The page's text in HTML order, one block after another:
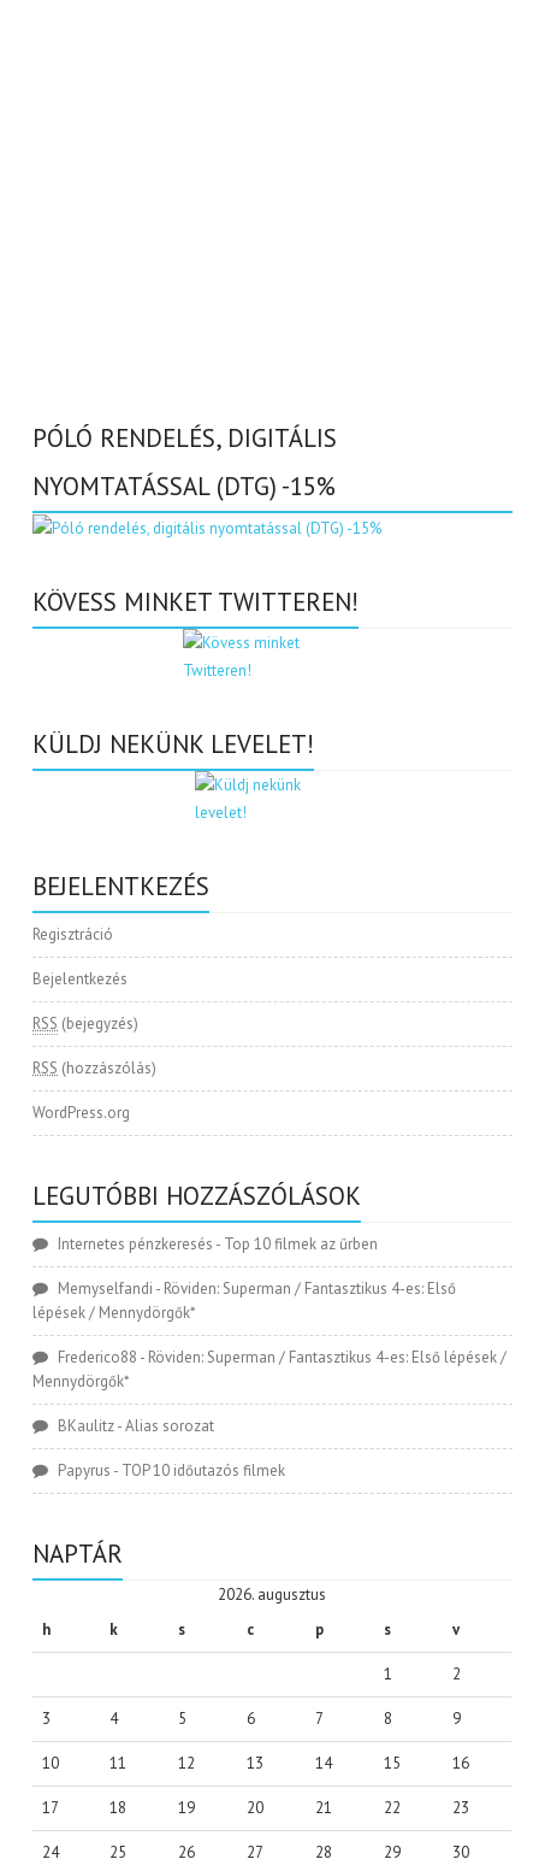
PÓLÓ RENDELÉS, DIGITÁLIS
NYOMTATÁSSAL (DTG) -15%
KÖVESS MINKET TWITTEREN!
KÜLDJ NEKÜNK LEVELET!
BEJELENTKEZÉS
Regisztráció
Bejelentkezés
RSS (bejegyzés)
RSS (hozzászólás)
WordPress.org
LEGUTÓBBI HOZZÁSZÓLÁSOK
Internetes pénzkeresés - Top 10 filmek az űrben
Memyselfandi - Röviden: Superman / Fantasztikus 4-es: Első
lépések / Mennydörgők*
Frederico88 - Röviden: Superman / Fantasztikus 4-es: Első lépések /
Mennydörgők*
BKaulitz-Alias sorozat
Papyrus - TOP 10 időutazós filmek
NAPTÁR
2026. augusztus
h
k s c p s v
1 2
3 4 5 6 7 8 9
10 11 12 13 14 15 16
17 18 19 20 21 22 23
24 25 26 27 28 29 30